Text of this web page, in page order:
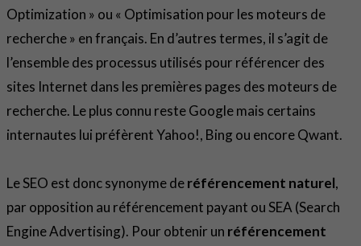
Optimization » ou « Optimisation pour les moteurs de
recherche » en français. En d’autres termes, il s’agit de
l’ensemble des processus utilisés pour référencer des
sites Internet dans les premières pages des moteurs de
recherche. Le plus connu reste Google mais certains
internautes lui préfèrent Yahoo!, Bing ou encore Qwant.
Le SEO est donc synonyme deréférencement naturel,
par opposition au référencement payant ou SEA (Search
Engine Advertising). Pour obtenir un référencement